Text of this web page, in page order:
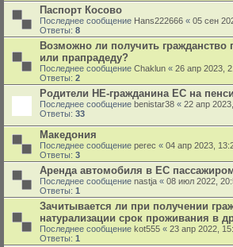
Паспорт Косово
Последнее сообщение Hans222666 « 05 сен
Ответы: 8
Возможно ли получить гражданство
или прапрадеду?
Последнее сообщение Chaklun « 26 апр 2023,
Ответы: 2
Родители НЕ-гражданина ЕС на
Последнее сообщение benistar38 « 22 апр
Ответы: 33
Македония
Последнее сообщение perec « 04 апр 2023,
Ответы: 3
Аренда автомобиля в ЕС
Последнее сообщение nastja « 08 июл 2022,
Ответы: 1
Зачитывается ли при получении
натурализации срок проживания в
Последнее сообщение kot555 « 23 апр 2022,
Ответы: 1